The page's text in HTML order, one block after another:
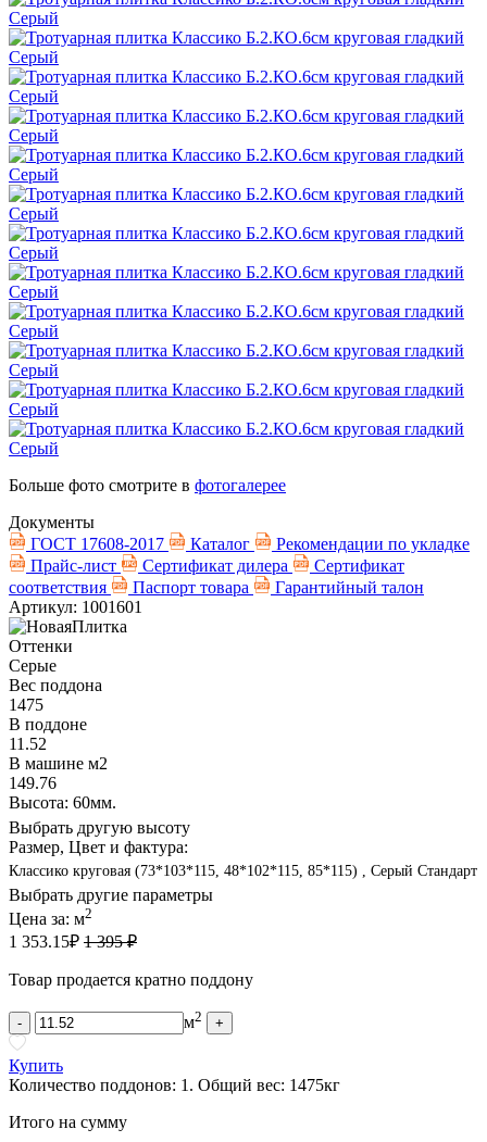
Больше фото смотрите в фотогалерее
Документы
ГОСТ 17608-2017
Каталог
Рекомендации по укладке
Прайс-лист
Сертификат дилера
Сертификат
соответствия
Паспорт товара
Гарантийный талон
Артикул: 1001601
Оттенки
Серые
Вес поддона
1475
В поддоне
11.52
В машине м2
149.76
Высота: 60мм.
Выбрать другую высоту
Размер, Цвет и фактура:
Классико круговая (73*103*115, 48*102*115, 85*115) , Серый Стандарт
Выбрать другие параметры
Цена за: м2
1 353.15₽ 1 395 ₽
Товар продается кратно поддону
- м2 +
Купить
Количество поддонов: 1 . Общий вес: 1475кг
Итого на сумму